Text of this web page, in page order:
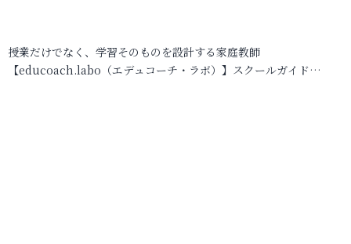
授業だけでなく、学習そのものを設計する家庭教師
【educoach.labo（エデュコーチ・ラボ）】スクールガイド…